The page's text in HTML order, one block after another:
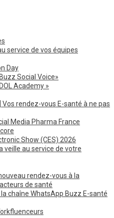
service de vos équipes
Day
Social Voice»
Academy »
Vos rendez-vous E-santé à ne pas
Media Pharma France
Show (CES) 2026
veille au service de votre
rendez-vous à la
de santé
la chaîne WhatsApp Buzz E-santé